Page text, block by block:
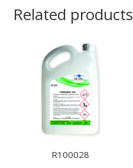
Related products
R100028